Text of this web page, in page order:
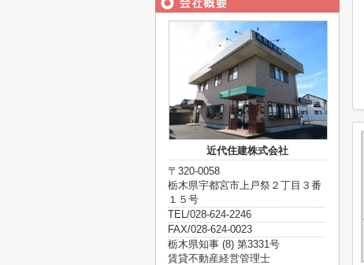
近代住建株式会社
〒320-0058
栃木県宇都宮市上戸祭２丁目３番
１５号
TEL/028-624-2246
FAX/028-624-0023
栃木県知事 (8) 第3331号
賃貸不動産経営管理士